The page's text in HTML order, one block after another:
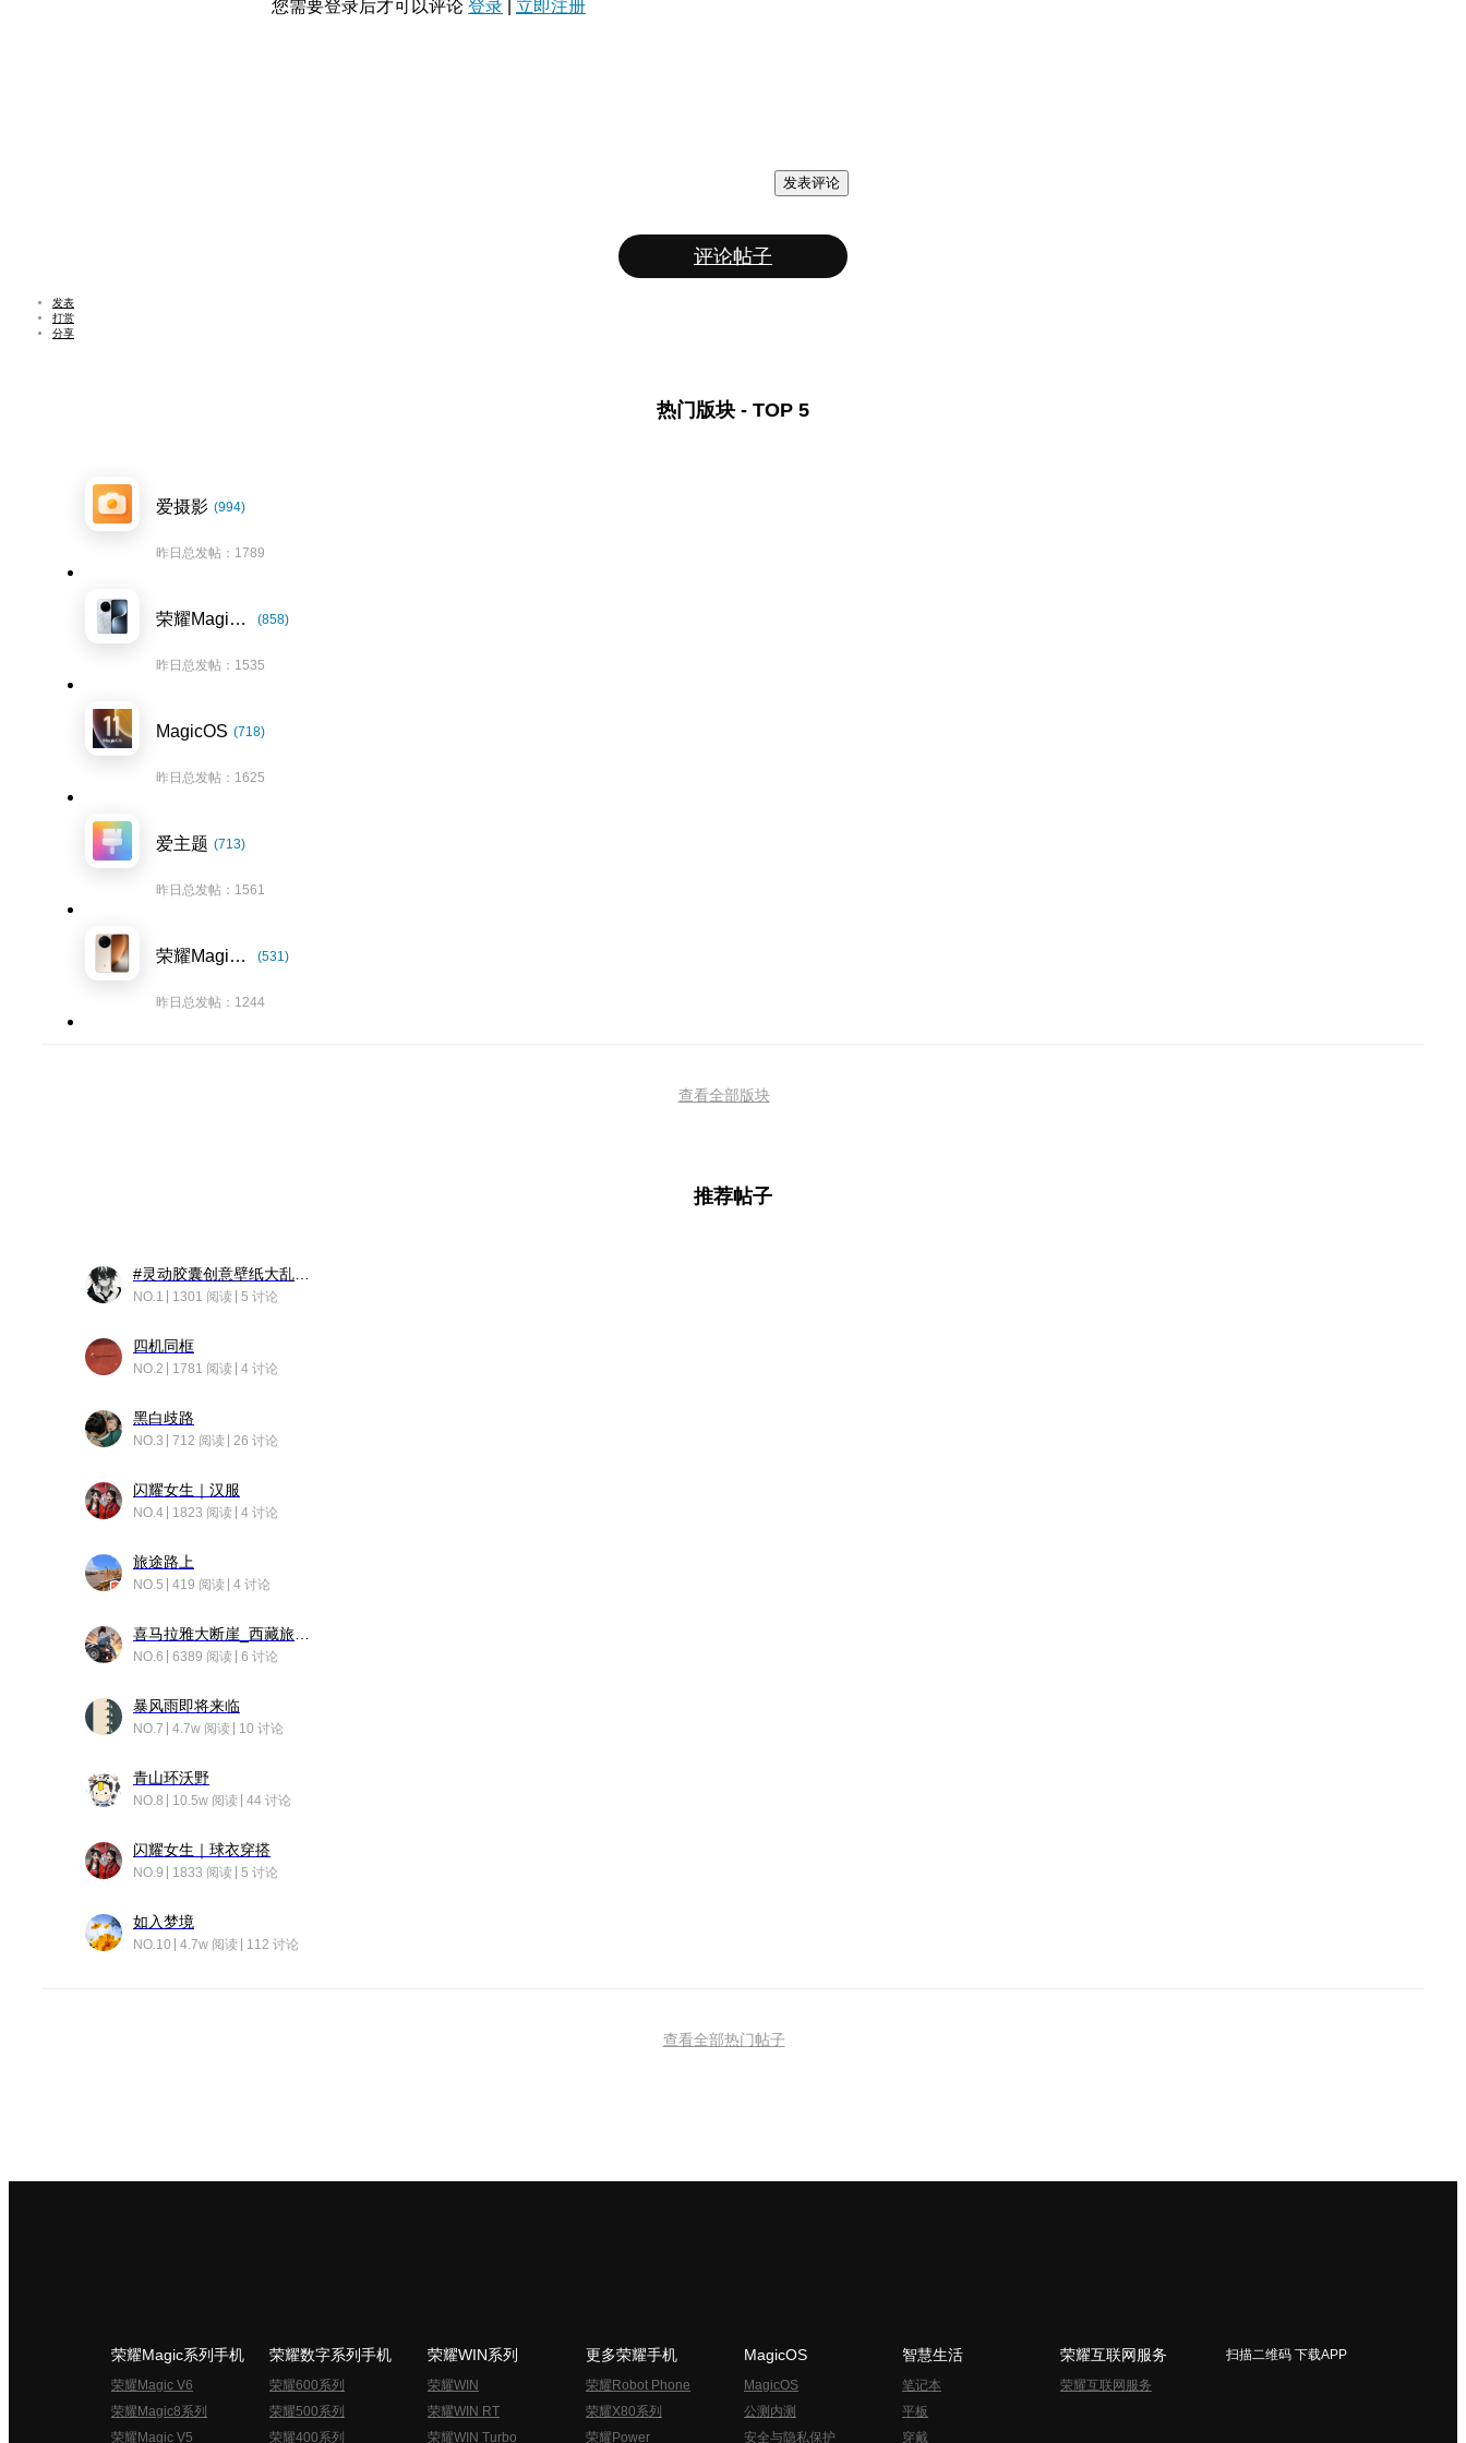
您需要登录后才可以评论 登录 立即注册
发表评论
评论帖子
发表
打赏
分享
热门版块 - TOP 5
爱摄影 (994)
昨日总发帖：1789
荣耀Magic7系列 (858)
昨日总发帖：1535
MagicOS (718)
昨日总发帖：1625
爱主题 (713)
昨日总发帖：1561
荣耀Magic8系列 (531)
昨日总发帖：1244
查看全部版块
推荐帖子
NO.1 1301 阅读 5 讨论
四机同框
NO.2 1781 阅读 4 讨论
黑白歧路
NO.3 712 阅读 26 讨论
闪耀女生｜汉服
NO.4 1823 阅读 4 讨论
旅途路上
NO.5 419 阅读 4 讨论
NO.6 6389 阅读 6 讨论
暴风雨即将来临
NO.7 4.7w 阅读 10 讨论
青山环沃野
NO.8 10.5w 阅读 44 讨论
闪耀女生｜球衣穿搭
NO.9 1833 阅读 5 讨论
如入梦境
NO.10 4.7w 阅读 112 讨论
查看全部热门帖子
荣耀Magic系列手机
荣耀Magic V6
荣耀Magic8系列
荣耀Magic V5
荣耀数字系列手机
荣耀600系列
荣耀500系列
荣耀400系列
荣耀WIN系列
荣耀WIN
荣耀WIN RT
荣耀WIN Turbo
更多荣耀手机
荣耀Robot Phone
荣耀X80系列
荣耀Power
MagicOS
MagicOS
公测内测
安全与隐私保护
智慧生活
笔记本
平板
穿戴
荣耀互联网服务
荣耀互联网服务
扫描二维码 下载APP